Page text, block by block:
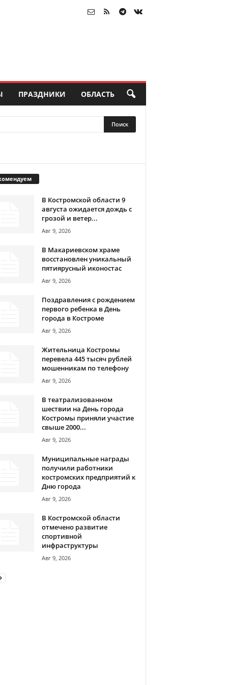
ПРАЗДНИКИ ОБЛАСТЬ
В Костромской области 9
августа ожидается дождь с
грозой и ветер...
Авг 9, 2026
В Макариевском храме
восстановлен уникальный
пятиярусный иконостас
Авг 9, 2026
Поздравления с рождением
первого ребенка в День
города в Костроме
Авг 9, 2026
Жительница Костромы
перевела 445 тысяч рублей
мошенникам по телефону
Авг 9, 2026
В театрализованном
шествии на День города
Костромы приняли участие
свыше 2000...
Авг 9, 2026
Муниципальные награды
получили работники
костромских предприятий к
Дню города
Авг 9, 2026
В Костромской области
отмечено развитие
спортивной
инфраструктуры
Авг 9, 2026